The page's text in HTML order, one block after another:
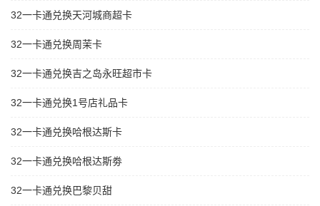
32一卡通兑换天河城商超卡
32一卡通兑换周茉卡
32一卡通兑换吉之岛永旺超市卡
32一卡通兑换1号店礼品卡
32一卡通兑换哈根达斯卡
32一卡通兑换哈根达斯劵
32一卡通兑换巴黎贝甜